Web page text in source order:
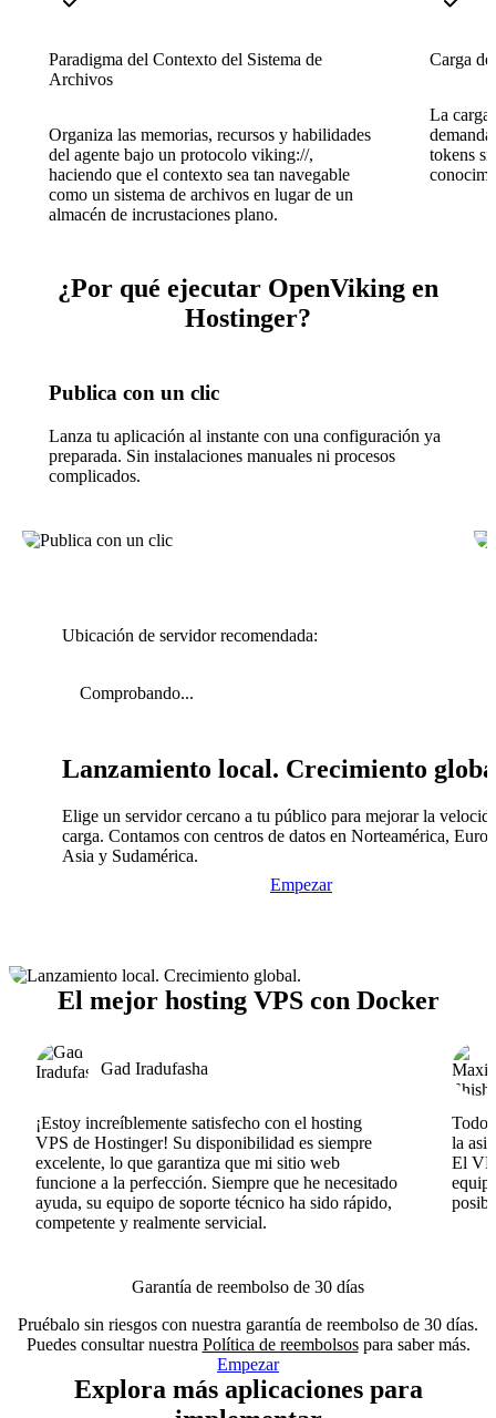
Paradigma del Contexto del Sistema de
Archivos
Organiza las memorias, recursos y habilidades
del agente bajo un protocolo viking://,
haciendo que el contexto sea tan navegable
como un sistema de archivos en lugar de un
almacén de incrustaciones plano.
Carga
La
tokens
¿Por qué ejecutar OpenViking en
Hostinger?
Publica con un clic
Lanza tu aplicación al instante con una configuración ya
preparada. Sin instalaciones manuales ni procesos
complicados.
Ubicación de servidor recomendada:
Comprobando...
Lanzamiento local. Crecimiento
Elige un servidor cercano a tu público para mejorar la
carga. Contamos con centros de datos en Norteamérica,
Asia y Sudamérica.
Empezar
El mejor hosting VPS con Docker
Gad Iradufasha
¡Estoy increíblemente satisfecho con el hosting
VPS de Hostinger! Su disponibilidad es siempre
excelente, lo que garantiza que mi sitio web
funcione a la perfección. Siempre que he necesitado
ayuda, su equipo de soporte técnico ha sido rápido,
competente y realmente servicial.
Todo
la
El
Garantía de reembolso de 30 días
Pruébalo sin riesgos con nuestra garantía de reembolso de 30 días.
Puedes consultar nuestra Política de reembolsospara saber más.
Empezar
Explora más aplicaciones para